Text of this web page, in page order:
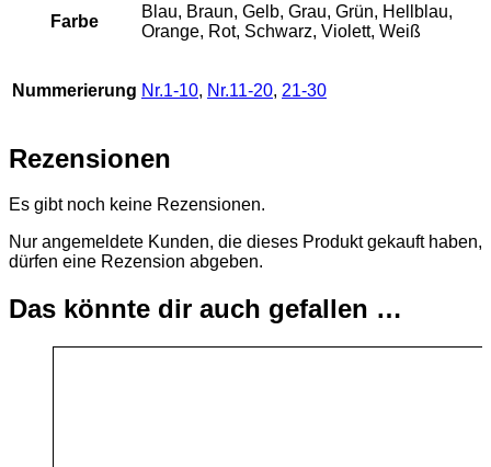
Farbe
Blau, Braun, Gelb, Grau, Grün, Hellblau,
Orange, Rot, Schwarz, Violett, Weiß
Nummerierung Nr.1-10, Nr.11-20, 21-30
Rezensionen
Es gibt noch keine Rezensionen.
Nur angemeldete Kunden, die dieses Produkt gekauft haben,
dürfen eine Rezension abgeben.
Das könnte dir auch gefallen …